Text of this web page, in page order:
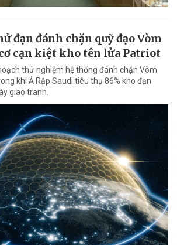
đạn đánh chặn quỹ đạo Vòm
cạn kiệt kho tên lửa Patriot
thử nghiệm hệ thống đánh chặn Vòm
khi Ả Rập Saudi tiêu thụ 86% kho đạn
giao tranh.